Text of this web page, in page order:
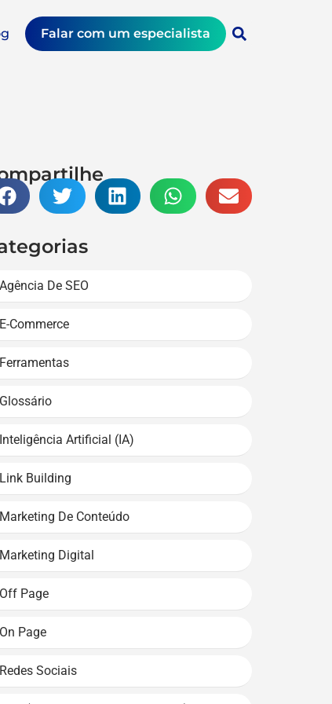
Falar com um especialista
Agência De SEO
E-Commerce
Ferramentas
Glossário
Inteligência Artificial (IA)
Link Building
Marketing De Conteúdo
Marketing Digital
Off Page
On Page
Redes Sociais